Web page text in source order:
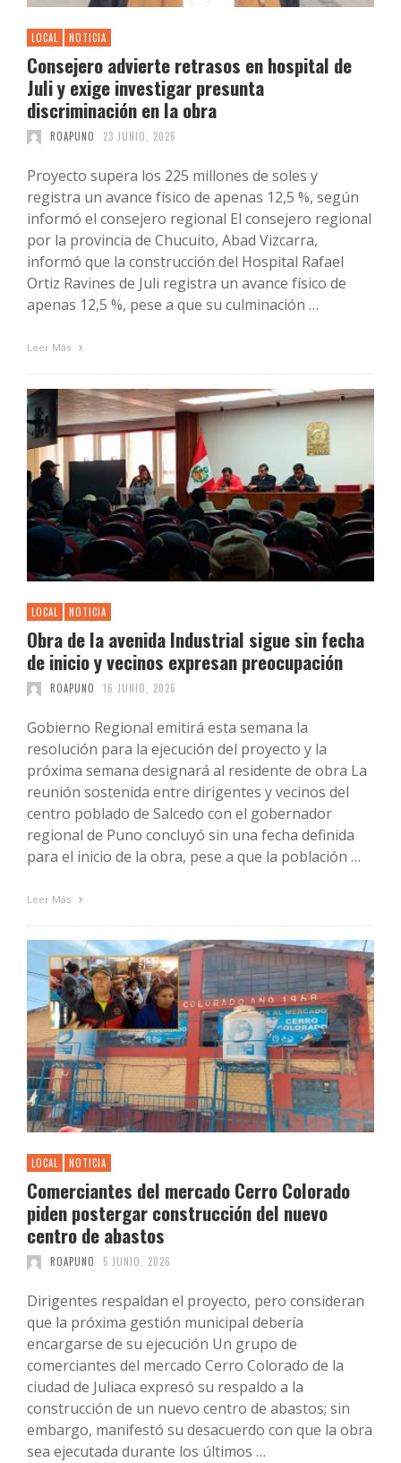
LOCAL NOTICIA
Consejero advierte retrasos en hospital de
Juli y exige investigar presunta
discriminación en la obra
ROAPUNO 23 JUNIO, 2026
Proyecto supera los 225 millones de soles y
registra un avance físico de apenas 12,5 %, según
informó el consejero regional El consejero regional
por la provincia de Chucuito, Abad Vizcarra,
informó que la construcción del Hospital Rafael
Ortiz Ravines de Juli registra un avance físico de
apenas 12,5 %, pese a que su culminación …
Leer Más
LOCAL NOTICIA
Obra de la avenida Industrial sigue sin fecha
de inicio y vecinos expresan preocupación
ROAPUNO 16 JUNIO, 2026
Gobierno Regional emitirá esta semana la
resolución para la ejecución del proyecto y la
próxima semana designará al residente de obra La
reunión sostenida entre dirigentes y vecinos del
centro poblado de Salcedo con el gobernador
regional de Puno concluyó sin una fecha definida
para el inicio de la obra, pese a que la población …
Leer Más
LOCAL NOTICIA
Comerciantes del mercado Cerro Colorado
piden postergar construcción del nuevo
centro de abastos
ROAPUNO 5 JUNIO, 2026
Dirigentes respaldan el proyecto, pero consideran
que la próxima gestión municipal debería
encargarse de su ejecución Un grupo de
comerciantes del mercado Cerro Colorado de la
ciudad de Juliaca expresó su respaldo a la
construcción de un nuevo centro de abastos; sin
embargo, manifestó su desacuerdo con que la obra
sea ejecutada durante los últimos …